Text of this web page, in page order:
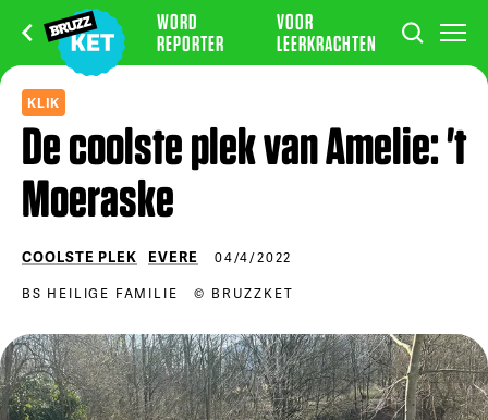
WORD
REPORTER
VOOR
LEERKRACHTEN
KLIK
De coolste plek van Amelie: 't
Moeraske
COOLSTE PLEK EVERE
04/4/2022
BS HEILIGE FAMILIE
© BRUZZKET